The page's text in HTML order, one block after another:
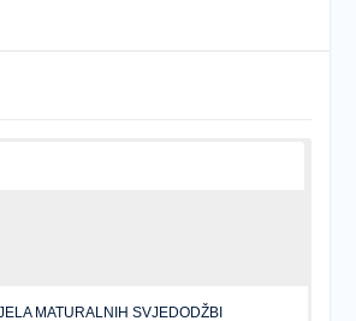
MATURALNIH SVJEDODŽBI